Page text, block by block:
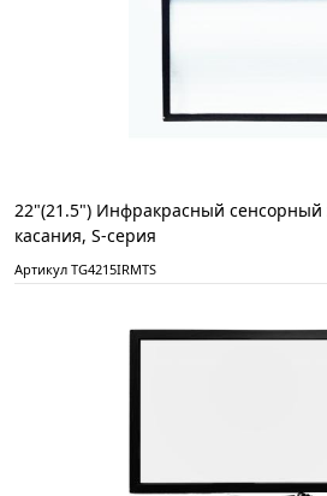
22"(21.5") Инфракрасный сенсорный
касания, S-серия
Артикул TG4215IRMTS